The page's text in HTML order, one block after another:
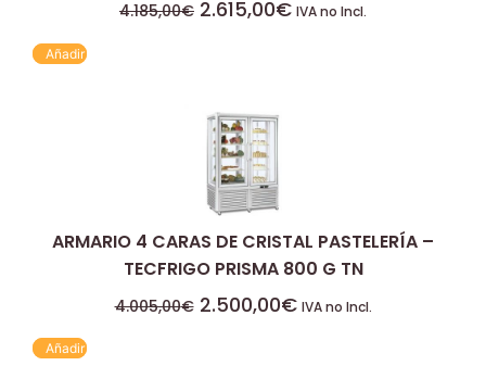
4.185,00€ 2.615,00€ IVA no Incl.
Añadir
ARMARIO 4 CARAS DE CRISTAL PASTELERÍA –
TECFRIGO PRISMA 800 G TN
4.005,00€ 2.500,00€ IVA no Incl.
Añadir